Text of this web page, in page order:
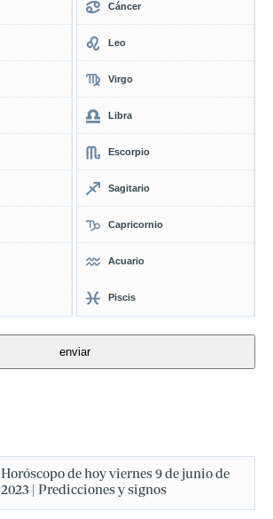
Cáncer
Leo
Virgo
Libra
Escorpio
Sagitario
Capricornio
Acuario
Piscis
Horóscopo de hoy viernes 9 de junio de
2023 | Predicciones y signos